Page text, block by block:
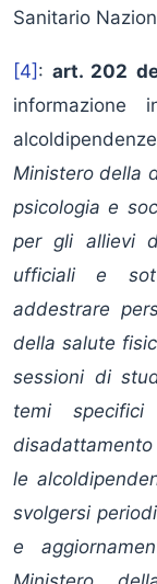
Sanitario
[4] :art. 202
informazione
Ministero della
psicologia e
per gli allievi
ufficiali e
addestrare
della salute
sessioni di
temi
le
svolgersi
e